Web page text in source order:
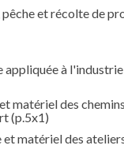
et récolte de
appliquée à l'industrie
matériel des
(p.5x1)
et matériel des